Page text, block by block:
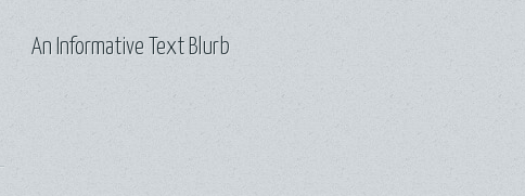
An Informative Text Blurb